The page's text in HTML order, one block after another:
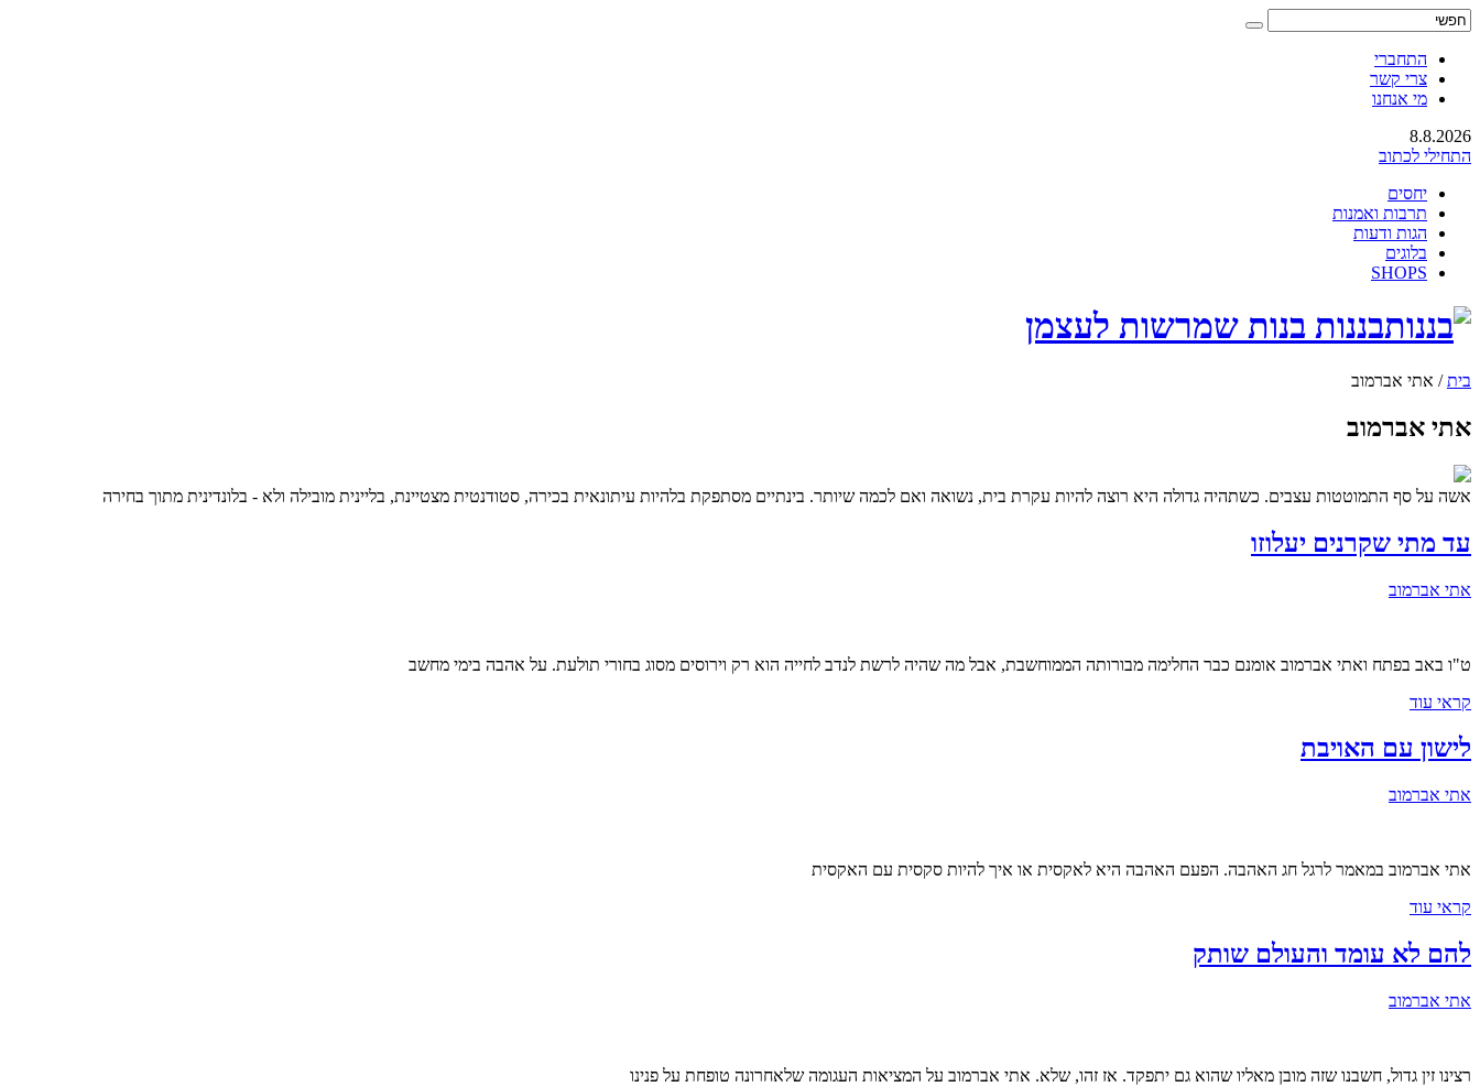
התחברי
צרי קשר
מי אנחנו
8.8.2026
התחילי לכתוב
יחסים
תרבות ואמנות
הגות ודעות
בלוגים
SHOPS
בננות בנות שמרשות לעצמן
בית/ אתי אברמוב
אתי אברמוב
אשה על סף התמוטטות עצבים. כשתהיה גדולה היא רוצה להיות עקרת בית, נשואה ואם לכמה שיותר. בינתיים מסתפקת בלהיות עיתונאית בכירה, סטודנטית מצטיינת, בליינית מובילה ולא - בלונדינית מתוך בחירה
עד מתי שקרנים יעלוזו
אתי אברמוב
ט"ו באב בפתח ואתי אברמוב אומנם כבר החלימה מבורותה הממוחשבת, אבל מה שהיה לרשת לנדב לחייה הוא רק וירוסים מסוג בחורי תולעת. על אהבה בימי מחשב
קראי עוד
לישון עם האויבת
אתי אברמוב
אתי אברמוב במאמר לרגל חג האהבה. הפעם האהבה היא לאקסית או איך להיות סקסית עם האקסית
קראי עוד
להם לא עומד והעולם שותק
אתי אברמוב
רצינו זין גדול, חשבנו שזה מובן מאליו שהוא גם יתפקד. אז זהו, שלא. אתי אברמוב על המציאות העגומה שלאחרונה טופחת על פנינו